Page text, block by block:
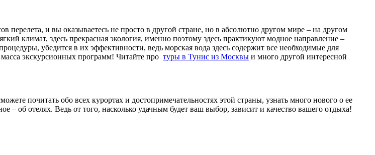
перелета, и вы оказываетесь не просто в другой стране, но в абсолютно другом мире – на другом
климат, здесь прекрасная экология, именно поэтому здесь практикуют модное направление –
убедится в их эффективности, ведь морская вода здесь содержит все необходимые для
экскурсионных программ! Читайте про туры в Тунис из Москвы и много другой интересной
почитать обо всех курортах и достопримечательностях этой страны, узнать много нового о ее
– об отелях. Ведь от того, насколько удачным будет ваш выбор, зависит и качество вашего отдыха!